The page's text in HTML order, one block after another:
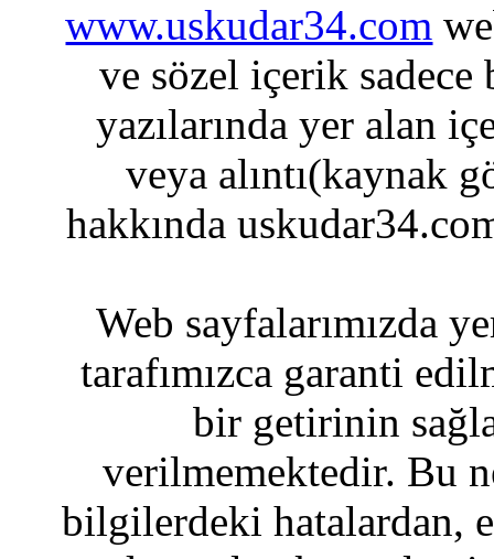
www.uskudar34.com
ve sözel içerik sadece
yazılarında yer alan
veya alıntı(kaynak
hakkında
Web sayfalarımızda
tarafımızca garanti
bir getirinin
verilmemektedir. Bu
bilgilerdeki hatalardan,